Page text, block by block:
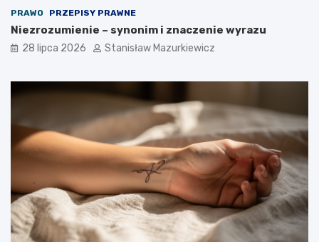
PRAWO PRZEPISY PRAWNE
Niezrozumienie – synonim i znaczenie wyrazu
28 lipca 2026 Stanisław Mazurkiewicz